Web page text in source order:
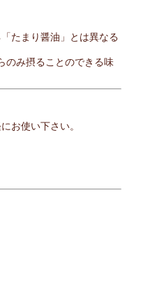
たまり醤油」とは異なる
のみ摂ることのできる味
お使い下さい。